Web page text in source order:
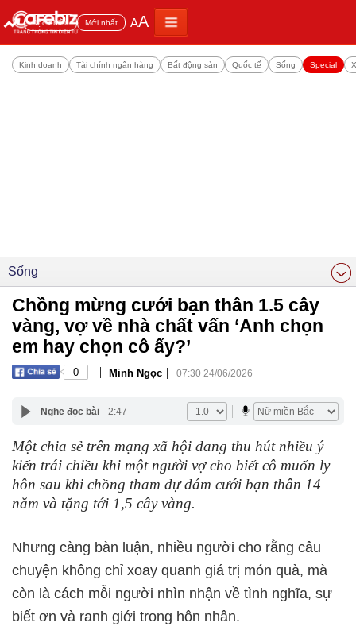
Đọc nhiều Mới nhất AA
Kinh doanh Tài chính ngân hàng Bất động sản Quốc tế Sống Special
Sống
Chồng mừng cưới bạn thân 1.5 cây
vàng, vợ về nhà chất vấn ‘Anh chọn
em hay chọn cô ấy?’
0 | Minh Ngọc | 07:30 24/06/2026
Nghe đọc bài 2:47
Một chia sẻ trên mạng xã hội đang thu hút nhiều ý
kiến trái chiều khi một người vợ cho biết cô muốn ly
hôn sau khi chồng tham dự đám cưới bạn thân 14
năm và tặng tới 1,5 cây vàng.
Nhưng càng bàn luận, nhiều người cho rằng câu
chuyện không chỉ xoay quanh giá trị món quà, mà
còn là cách mỗi người nhìn nhận về tình nghĩa, sự
biết ơn và ranh giới trong hôn nhân.